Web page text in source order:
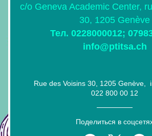
c/o Geneva Academic Center,
30, 1205 Genève
Тел. 0228000012;
info@ptitsa.ch
Rue des Voisins 30, 1205 Genève,
022 800 00 12
Поделиться в